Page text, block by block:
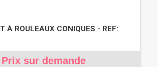
À ROULEAUX CONIQUES - REF:
Prix sur demande